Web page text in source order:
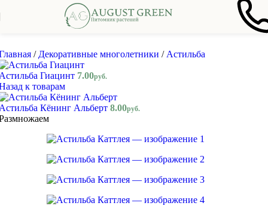
Skip to navigation Skip to main content
/ Декоративные многолетники / Астильба
Гиацинт 7.00руб.
к товарам
Кёнинг Альберт 8.00руб.